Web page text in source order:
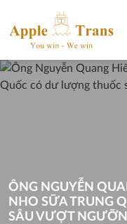
content
ÔNG NGUYỄN
NHO SỮA TRUNG
SÂU VƯỢT